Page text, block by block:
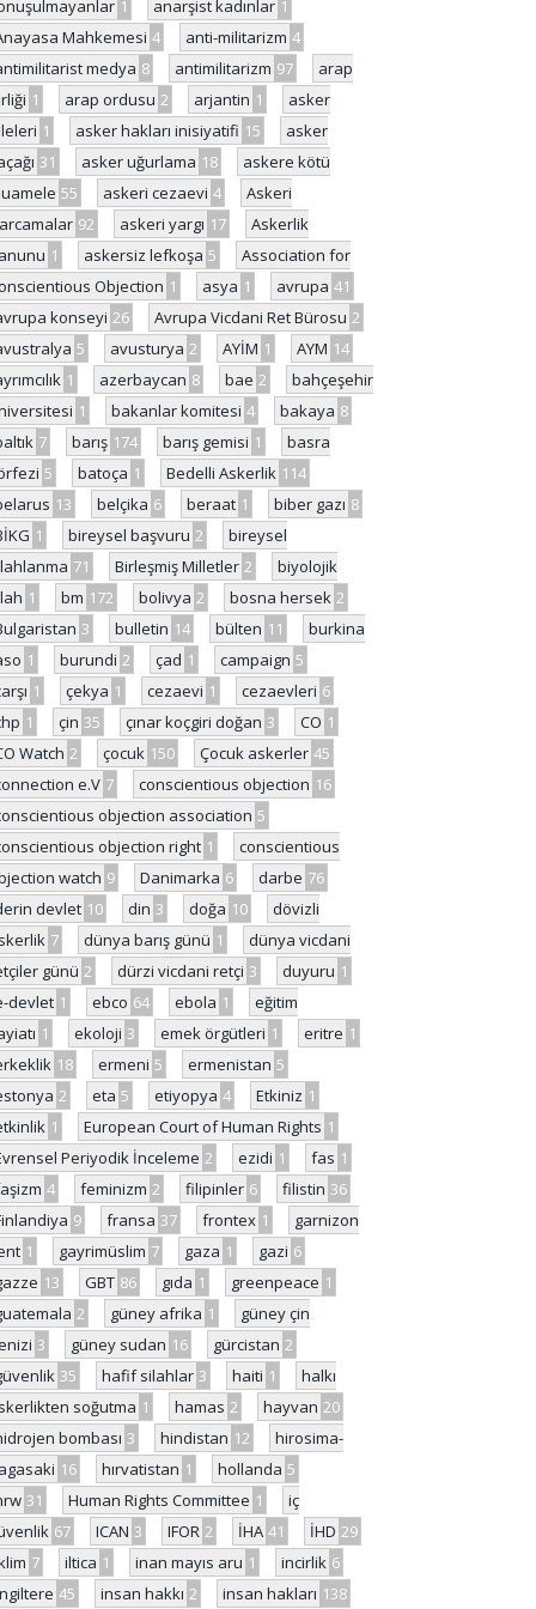
1 anarşist kadınlar 1
Mahkemesi 4 anti-militarizm 4
medya 8 antimilitarizm 97
arap
1 arap ordusu 2 arjantin 1
asker
1 asker hakları inisiyatifi 15
asker
31 asker uğurlama 18
askere kötü
55 askeri cezaevi 4
Askeri
92 askeri yargı 17
Askerlik
1 askersiz lefkoşa 5
Association for
Objection 1 asya 1 avrupa 41
konseyi 26 Avrupa Vicdani Ret Bürosu 2
5 avusturya 2 AYİM 1 AYM 14
1 azerbaycan 8 bae 2
bahçeşehir
1 bakanlar komitesi 4 bakaya 8
7 barış 174 barış gemisi 1
basra
5 batoça 1 Bedelli Askerlik 114
13 belçika 6 beraat 1 biber gazı 8
1 bireysel başvuru 2
bireysel
71 Birleşmiş Milletler 2
biyolojik
1 bm 172 bolivya 2 bosna hersek 2
3 bulletin 14 bülten 11
burkina
1 burundi 2 çad 1 campaign 5
1 çekya 1 cezaevi 1 cezaevleri 6
1 çin 35 çınar koçgiri doğan 3 CO 1
Watch 2 çocuk 150 Çocuk askerler 45
e.V 7 conscientious objection 16
objection association 5
objection right 1
conscientious
watch 9 Danimarka 6 darbe 76
devlet 10 din 3 doğa 10
dövizli
7 dünya barış günü 1
dünya vicdani
günü 2 dürzi vicdani retçi 3 duyuru 1
devlet 1 ebco 64 ebola 1
eğitim
1 ekoloji 3 emek örgütleri 1 eritre 1
18 ermeni 5 ermenistan 5
2 eta 5 etiyopya 4 Etkiniz 1
1 European Court of Human Rights 1
Periyodik İnceleme 2 ezidi 1 fas 1
4 feminizm 2 filipinler 6 filistin 36
9 fransa 37 frontex 1
garnizon
1 gayrimüslim 7 gaza 1 gazi 6
13 GBT 86 gıda 1 greenpeace 1
2 güney afrika 1
güney çin
3 güney sudan 16 gürcistan 2
35 hafif silahlar 3 haiti 1
halkı
soğutma 1 hamas 2 hayvan 20
bombası 3 hindistan 12
hirosima-
16 hırvatistan 1 hollanda 5
31 Human Rights Committee 1
iç
67 ICAN 3 IFOR 2 İHA 41 İHD 29
7 iltica 1 inan mayıs aru 1 incirlik 6
45 insan hakkı 2 insan hakları 138